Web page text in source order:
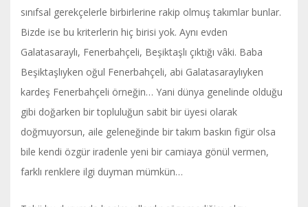
sınıfsal gerekçelerle birbirlerine rakip olmuş takımlar bunlar.
Bizde ise bu kriterlerin hiç birisi yok. Aynı evden
Galatasaraylı, Fenerbahçeli, Beşiktaşlı çıktığı vâki. Baba
Beşiktaşlıyken oğul Fenerbahçeli, abi Galatasaraylıyken
kardeş Fenerbahçeli örneğin… Yani dünya genelinde olduğu
gibi doğarken bir topluluğun sabit bir üyesi olarak
doğmuyorsun, aile geleneğinde bir takım baskın figür olsa
bile kendi özgür iradenle yeni bir camiaya gönül vermen,
farklı renklere ilgi duyman mümkün…